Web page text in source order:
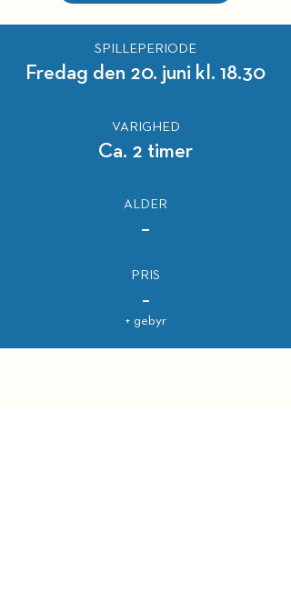
SPILLEPERIODE
Fredag den 20. juni kl. 18.30
VARIGHED
Ca. 2 timer
ALDER
–
PRIS
–
+ gebyr